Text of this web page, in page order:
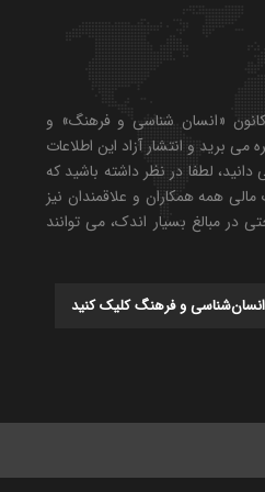
کانون «انسان شناسی و فرهنگ» و
برید و انتشار آزاد این اطلاعات
دانید، لطفا در نظر داشته باشید که
همه همکاران و علاقمندان نیز
مبالغ بسیار اندک، می توانند
و فرهنگ کلیک کنید